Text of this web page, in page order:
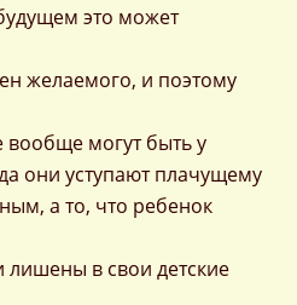
это может
желаемого, и поэтому
могут быть у
они уступают плачущему
а то, что ребенок
лишены в свои детские